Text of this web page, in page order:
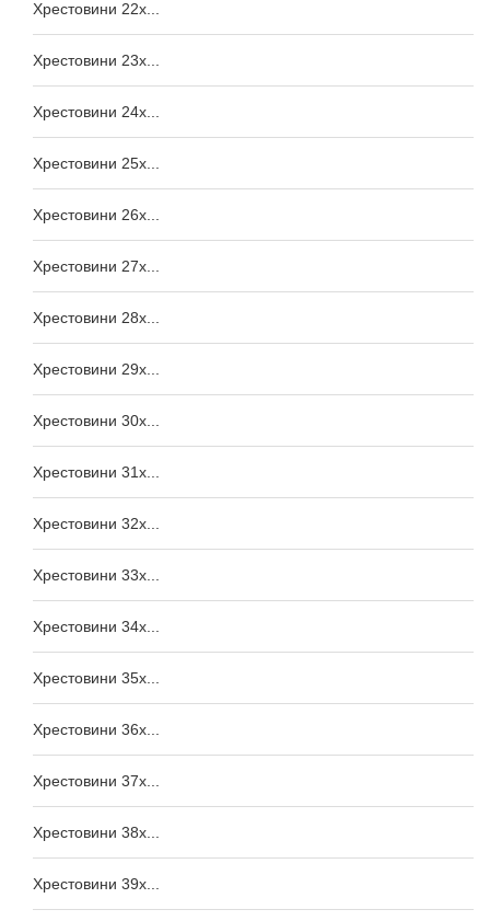
Хрестовини 22x...
Хрестовини 23x...
Хрестовини 24x...
Хрестовини 25x...
Хрестовини 26x...
Хрестовини 27x...
Хрестовини 28x...
Хрестовини 29x...
Хрестовини 30x...
Хрестовини 31x...
Хрестовини 32x...
Хрестовини 33x...
Хрестовини 34x...
Хрестовини 35x...
Хрестовини 36x...
Хрестовини 37x...
Хрестовини 38x...
Хрестовини 39x...